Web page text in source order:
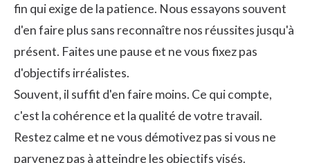
fin qui exige de la patience. Nous essayons souvent
d'en faire plus sans reconnaître nos réussites jusqu'à
présent. Faites une pause et ne vous fixez pas
d'objectifs irréalistes.
Souvent, il suffit d'en faire moins. Ce qui compte,
c'est la cohérence et la qualité de votre travail.
Restez calme et ne vous démotivez pas si vous ne
parvenez pas à atteindre les objectifs visés.